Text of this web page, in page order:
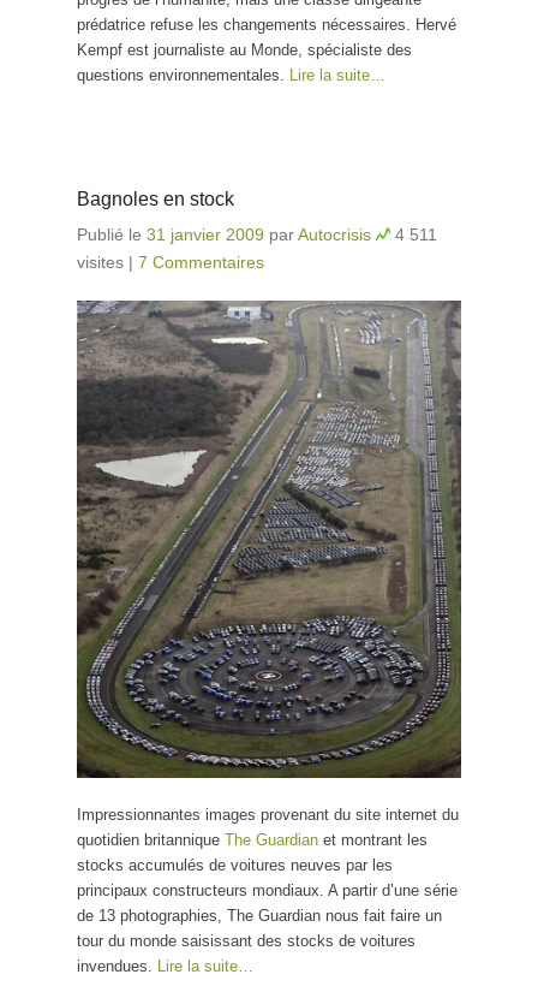
prédatrice refuse les changements nécessaires. Hervé
Kempf est journaliste au Monde, spécialiste des
questions environnementales. Lire la suite…
Bagnoles en stock
Publié le 31 janvier 2009 parAutocrisis
4 511
visites | 7 Commentaires
Impressionnantes images provenant du site internet du
quotidien britannique The Guardian et montrant les
stocks accumulés de voitures neuves par les
principaux constructeurs mondiaux. A partir d’une série
de 13 photographies, The Guardian nous fait faire un
tour du monde saisissant des stocks de voitures
invendues. Lire la suite…